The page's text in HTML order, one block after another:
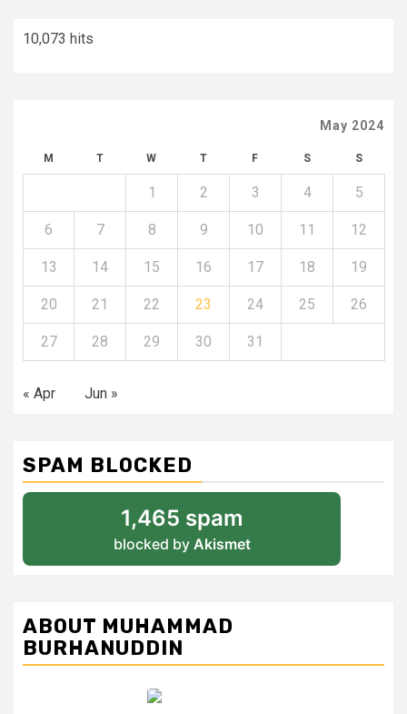
10,073 hits
May 2024
M T W T F S S
1 2 3 4 5
6 7 8 9 10 11 12
13 14 15 16 17 18 19
20 21 22 23 24 25 26
27 28 29 30 31
« Apr Jun »
SPAM BLOCKED
1,465 spam
blocked by Akismet
ABOUT MUHAMMAD
BURHANUDDIN